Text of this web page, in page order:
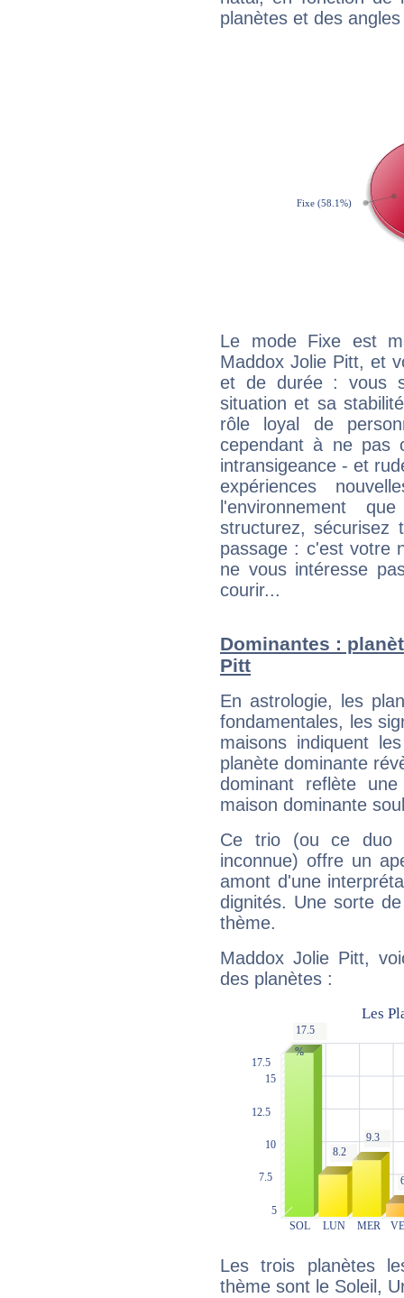
planètes et des
Le mode Fixe est
Maddox Jolie Pitt, et
et de durée : vous
situation et sa
rôle loyal de
cependant à ne pas
intransigeance - et
expériences
l'environnement
structurez, sécurisez
passage : c'est votre
ne vous intéresse
courir...
Dominantes :
Pitt
En astrologie, les
fondamentales, les
maisons indiquent
planète dominante
dominant reflète
maison dominante
Ce trio (ou ce duo
inconnue) offre un
amont d'une
dignités. Une sorte
thème.
Maddox Jolie Pitt,
des planètes :
Les trois planètes
thème sont le Soleil,